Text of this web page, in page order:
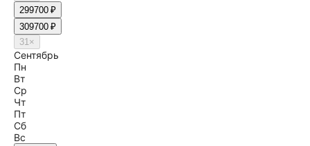
299700 ₽
309700 ₽
31×
Сентябрь
Пн
Вт
Ср
Чт
Пт
Сб
Вс